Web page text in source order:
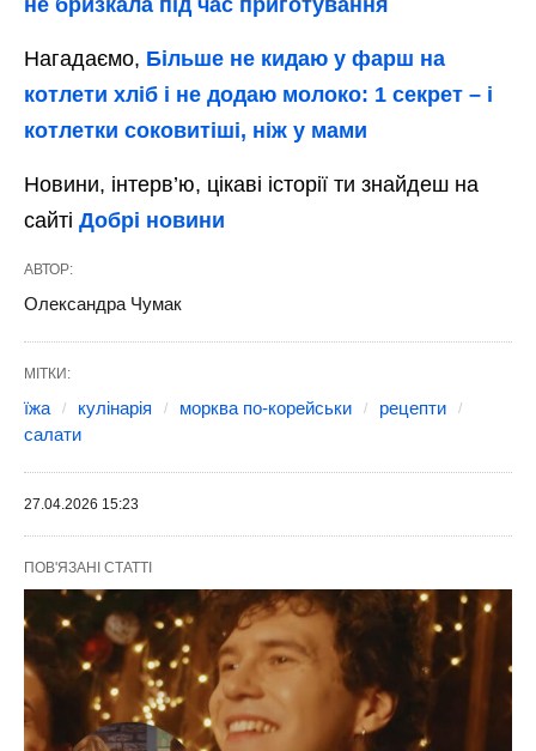
Нагадаємо, Більше не кидаю у фарш на
котлети хліб і не додаю молоко: 1 секрет – і
котлетки соковитіші, ніж у мами
Новини, інтерв’ю, цікаві історії ти знайдеш на
сайті Добрі новини
АВТОР:
Олександра Чумак
МІТКИ:
їжа кулінарія морква по-корейськи
рецепти
салати
27.04.2026 15:23
ПОВ'ЯЗАНІ СТАТТІ